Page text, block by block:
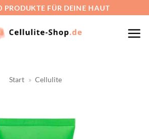
PRODUKTE FÜR DEINE HAUT
Start » Cellulite